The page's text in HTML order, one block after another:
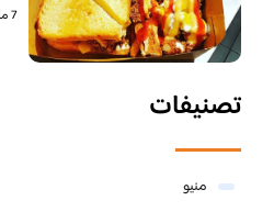
7 مايو، 2023
تصنيفات
منيو